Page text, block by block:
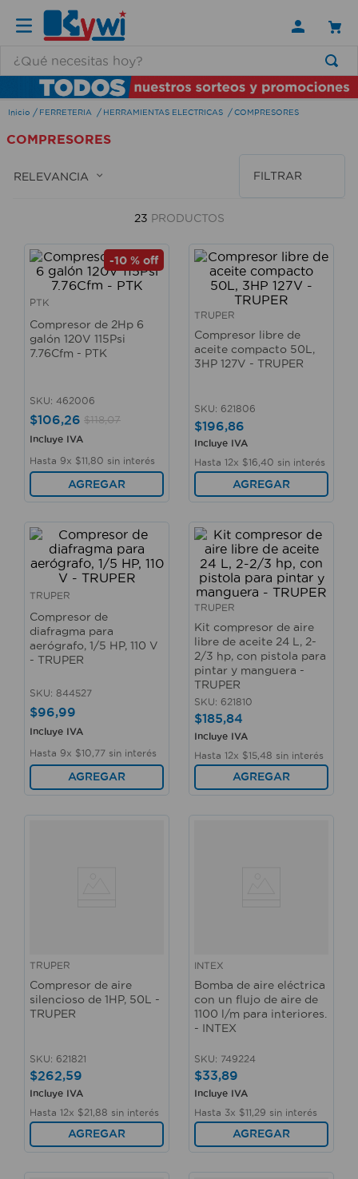
FERRETERIA HERRAMIENTAS ELECTRICAS COMPRESORES
COMPRESORES
RELEVANCIA FILTRAR
23 PRODUCTOS
-10 % off
PTK
Compresor de 2Hp 6
galón 120V 115Psi
7.76Cfm - PTK
SKU: 462006
$106,26 $118,07
Incluye IVA
Hasta 9x $11 80 sin interés
AGREGAR
TRUPER
Compresor libre de
aceite compacto 50L,
3HP 127V - TRUPER
SKU: 621806
$196,86
Incluye IVA
Hasta 12x $16 40 sin interés
AGREGAR
TRUPER
Compresor de
diafragma para
aerógrafo, 1/5 HP, 110 V
- TRUPER
SKU: 844527
$96,99
Incluye IVA
Hasta 9x $10 77 sin interés
AGREGAR
TRUPER
Kit compresor de aire
libre de aceite 24 L, 2-
2/3 hp, con pistola para
pintar y manguera -
TRUPER
SKU: 621810
$185,84
Incluye IVA
Hasta 12x $15 48 sin interés
AGREGAR
TRUPER
Compresor de aire
silencioso de 1HP, 50L -
TRUPER
SKU: 621821
$262,59
Incluye IVA
Hasta 12x $21 88 sin interés
AGREGAR
INTEX
Bomba de aire eléctrica
con un flujo de aire de
1100 l/m para interiores.
- INTEX
SKU: 749224
$33,89
Incluye IVA
Hasta 3x $11 29 sin interés
AGREGAR
TÉRMINOS MÁS BUSCADOS
1.
lamparas
2.
ducha
3.
silla
organizador
aspiradora
taladro